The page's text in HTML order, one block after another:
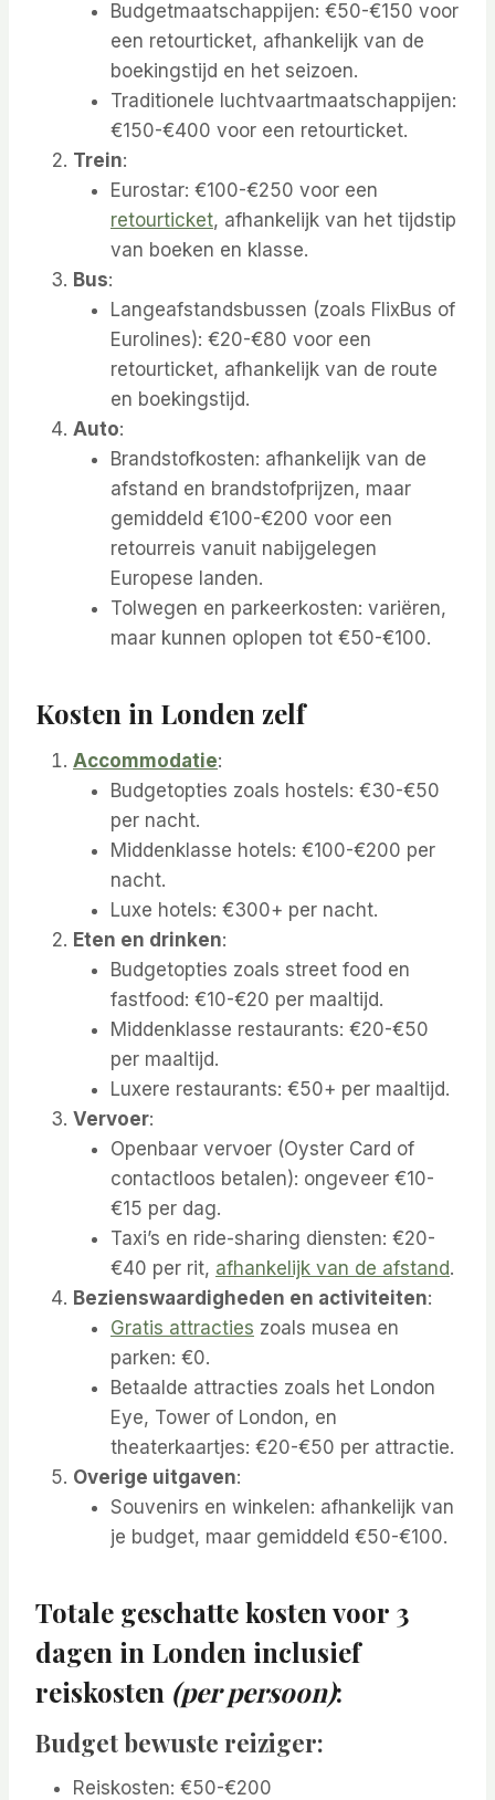
Budgetmaatschappijen: €50-€150 voor
een retourticket, afhankelijk van de
boekingstijd en het seizoen.
Traditionele luchtvaartmaatschappijen:
€150-€400 voor een retourticket.
Trein:
Eurostar: €100-€250 voor een
retourticket, afhankelijk van het tijdstip
van boeken en klasse.
Bus:
Langeafstandsbussen (zoals FlixBus of
Eurolines): €20-€80 voor een
retourticket, afhankelijk van de route
en boekingstijd.
Auto:
Brandstofkosten: afhankelijk van de
afstand en brandstofprijzen, maar
gemiddeld €100-€200 voor een
retourreis vanuit nabijgelegen
Europese landen.
Tolwegen en parkeerkosten: variëren,
maar kunnen oplopen tot €50-€100.
Kosten in Londen zelf
Accommodatie:
Budgetopties zoals hostels: €30-€50
per nacht.
Middenklasse hotels: €100-€200 per
nacht.
Luxe hotels: €300+ per nacht.
Eten en drinken:
Budgetopties zoals street food en
fastfood: €10-€20 per maaltijd.
Middenklasse restaurants: €20-€50
per maaltijd.
Luxere restaurants: €50+ per maaltijd.
Vervoer:
Openbaar vervoer (Oyster Card of
contactloos betalen): ongeveer €10-
€15 per dag.
Taxi’s en ride-sharing diensten: €20-
€40 per rit, afhankelijk van de afstand.
Bezienswaardigheden en activiteiten:
Gratis attracties zoals musea en
parken: €0.
Betaalde attracties zoals het London
Eye, Tower of London, en
theaterkaartjes: €20-€50 per attractie.
Overige uitgaven:
Souvenirs en winkelen: afhankelijk van
je budget, maar gemiddeld €50-€100.
Totale geschatte kosten voor 3
dagen in Londen inclusief
reiskosten (per persoon):
Budget bewuste reiziger:
Reiskosten: €50-€200